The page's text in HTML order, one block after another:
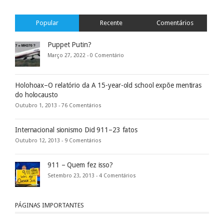
Popular Recente Comentários
Puppet Putin?
Março 27, 2022 - 0 Comentário
Holohoax–O relatório da A 15-year-old school expõe mentiras
do holocausto
Outubro 1, 2013 - 76 Comentários
Internacional sionismo Did 911–23 fatos
Outubro 12, 2013 - 9 Comentários
911 – Quem fez isso?
Setembro 23, 2013 - 4 Comentários
PÁGINAS IMPORTANTES